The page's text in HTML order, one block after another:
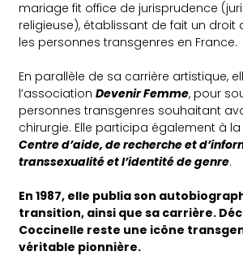
mariage fit office de jurisprudence
religieuse), établissant de fait un
les personnes transgenres en France.
En parallèle de sa carrière artistique,
l’associationDevenir Femme, pour
personnes transgenres souhaitant
chirurgie. Elle participa également à
Centre d’aide, de recherche et
transsexualité et l’identité de genre.
En 1987, elle publia son
transition, ainsi que sa carrière.
Coccinelle reste une icône
véritable pionnière.